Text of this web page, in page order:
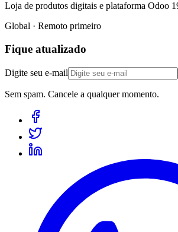
Loja de produtos digitais e plataforma Odoo
Global · Remoto primeiro
Fique atualizado
Digite seu e-mail
Sem spam. Cancele a qualquer momento.